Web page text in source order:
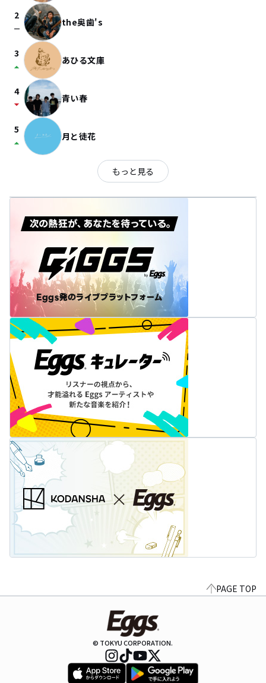
2
check_indeterminate_small the奥歯's
3
arrow_drop_up あひる文庫
4
arrow_drop_down 青い春
5
arrow_drop_up 月と徒花
もっと見る
PAGE TOP
© TOKYU CORPORATION.